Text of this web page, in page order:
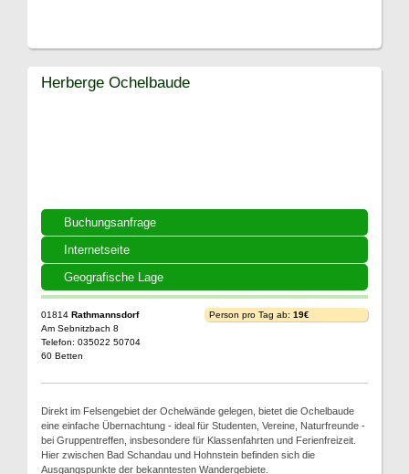
Buchungsanfrage
Internetseite
Geografische Lage
Herberge Ochelbaude
01814 Rathmannsdorf
Am Sebnitzbach 8
Telefon: 035022 50704
60 Betten
Person pro Tag ab: 19€
Direkt im Felsengebiet der Ochelwände gelegen, bietet die Ochelbaude
eine einfache Übernachtung - ideal für Studenten, Vereine, Naturfreunde -
bei Gruppentreffen, insbesondere für Klassenfahrten und Ferienfreizeit.
Hier zwischen Bad Schandau und Hohnstein befinden sich die
Ausgangspunkte der bekanntesten Wandergebiete.